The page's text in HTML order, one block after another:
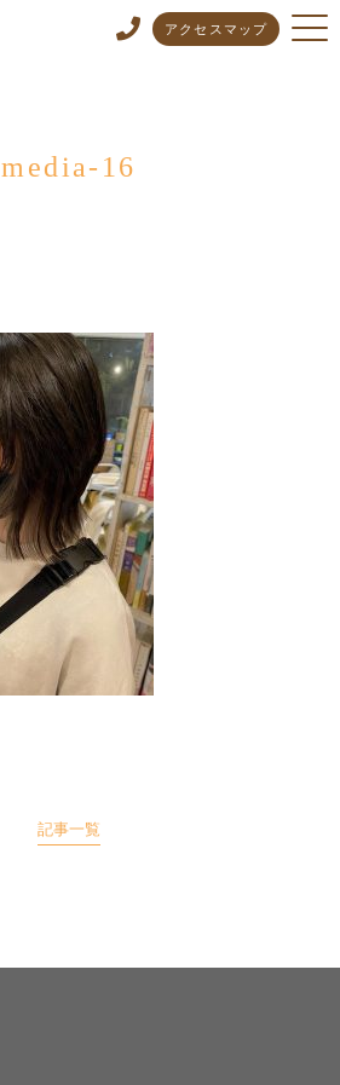
アクセスマップ
media-16
記事一覧